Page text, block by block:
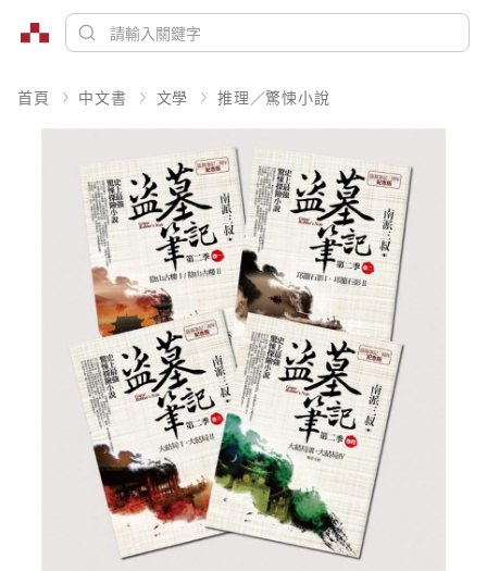
首頁 中文書 文學 推理／驚悚小說